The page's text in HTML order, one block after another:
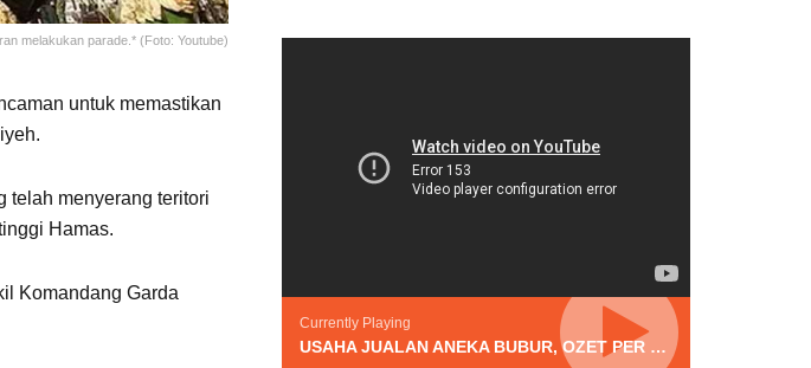
melakukan parade.* (Foto: Youtube)
untuk memastikan
telah menyerang teritori
Hamas.
Komandang Garda
Currently Playing
USAHA JUALAN ANEKA BUBUR, OZET PER HARI TEMBUS RP.3 JUTA